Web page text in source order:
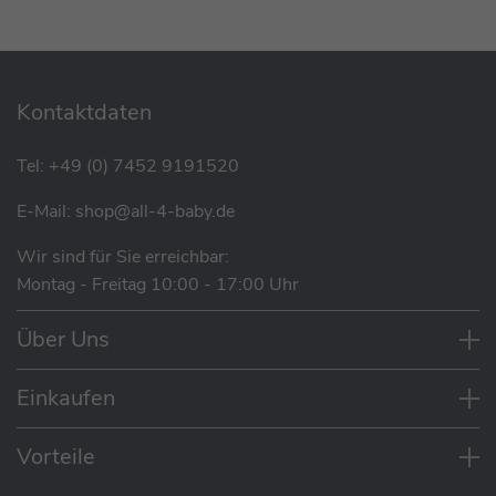
Eigenschaften
Ab Geburt (mit separat erhältlicher Ramble
statt 159,95 €
Cybex Agis Buggy - Reisebuggy
statt 209,95 €
168,00 €
SALE
Kontaktdaten
Tel: +49 (0) 7452 9191520
E-Mail: shop@all-4-baby.de
Wir sind für Sie erreichbar:
Montag - Freitag 10:00 - 17:00 Uhr
Über Uns
Einkaufen
Vorteile